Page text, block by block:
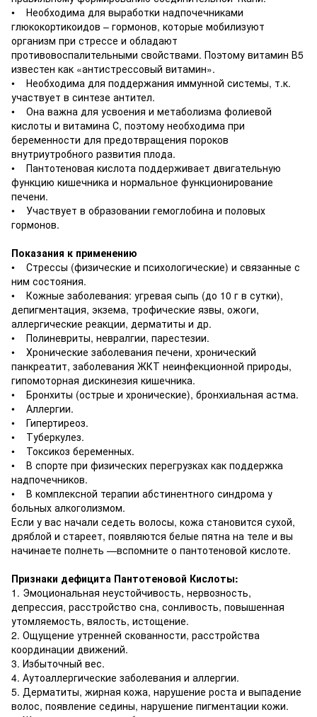
• Необходима для выработки надпочечниками
глюкокортикоидов – гормонов, которые мобилизуют
организм при стрессе и обладают
противовоспалительными свойствами. Поэтому витамин В5
известен как «антистрессовый витамин».
• Необходима для поддержания иммунной системы, т.к.
участвует в синтезе антител.
• Она важна для усвоения и метаболизма фолиевой
кислоты и витамина С, поэтому необходима при
беременности для предотвращения пороков
внутриутробного развития плода.
• Пантотеновая кислота поддерживает двигательную
функцию кишечника и нормальное функционирование
печени.
• Участвует в образовании гемоглобина и половых
гормонов.
Показания к применению
• Стрессы (физические и психологические) и связанные с
ним состояния.
• Кожные заболевания: угревая сыпь (до 10 г в сутки),
депигментация, экзема, трофические язвы, ожоги,
аллергические реакции, дерматиты и др.
• Полиневриты, невралгии, парестезии.
• Хронические заболевания печени, хронический
панкреатит, заболевания ЖКТ неинфекционной природы,
гипомоторная дискинезия кишечника.
• Бронхиты (острые и хронические), бронхиальная астма.
• Аллергии.
• Гипертиреоз.
• Туберкулез.
• Токсикоз беременных.
• В спорте при физических перегрузках как поддержка
надпочечников.
• В комплексной терапии абстинентного синдрома у
больных алкоголизмом.
Если у вас начали седеть волосы, кожа становится сухой,
дряблой и стареет, появляются белые пятна на теле и вы
начинаете полнеть —вспомните о пантотеновой кислоте.
Признаки дефицита Пантотеновой Кислоты:
1. Эмоциональная неустойчивость, нервозность,
депрессия, расстройство сна, сонливость, повышенная
утомляемость, вялость, истощение.
2. Ощущение утренней скованности, расстройства
координации движений.
3. Избыточный вес.
4. Аутоаллергические заболевания и аллергии.
5. Дерматиты, жирная кожа, нарушение роста и выпадение
волос, появление седины, нарушение пигментации кожи.